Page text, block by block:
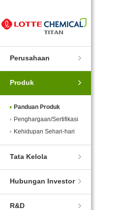
Navigation
Contents
뉴
바
Perusahaan
Produk
Panduan Produk
Penghargaan/Sertifikasi
Kehidupan Sehari-hari
Tata Kelola
Hubungan Investor
R&D